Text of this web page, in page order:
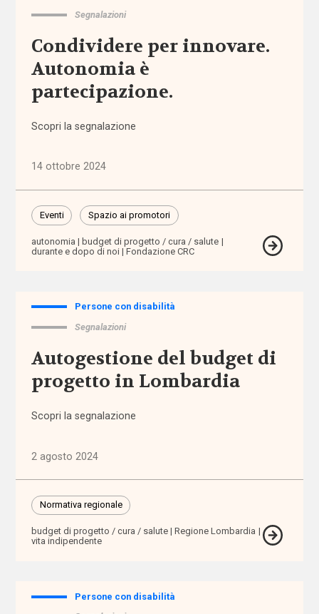
affido
affordability
agricoltura
povertà
Alleanza
per
l'infanzia
allontanamento
alunni
Alzheimer
ambiente
territoriale
Segnalazioni
Condividere per innovare.
Autonomia è
partecipazione.
Scopri la segnalazione
14 ottobre 2024
Eventi Spazio ai promotori
autonomia
budget di progetto / cura / salute
durante e dopo di noi
Fondazione CRC
Persone con disabilità
Segnalazioni
Autogestione del budget di
progetto in Lombardia
Scopri la segnalazione
2 agosto 2024
Normativa regionale
budget di progetto / cura / salute
Regione Lombardia
vita indipendente
Persone con disabilità